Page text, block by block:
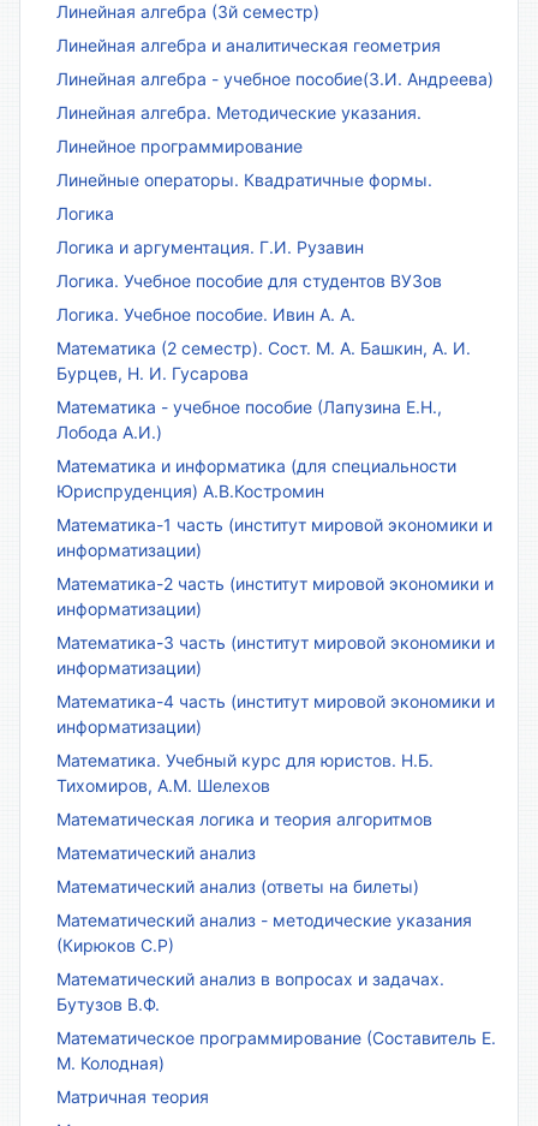
Линейная алгебра (3й семестр)
Линейная алгебра и аналитическая геометрия
Линейная алгебра - учебное пособие(З.И. Андреева)
Линейная алгебра. Методические указания.
Линейное программирование
Линейные операторы. Квадратичные формы.
Логика
Логика и аргументация. Г.И. Рузавин
Логика. Учебное пособие для студентов ВУЗов
Логика. Учебное пособие. Ивин А. А.
Математика (2 семестр). Сост. М. А. Башкин, А. И.
Бурцев, Н. И. Гусарова
Математика - учебное пособие (Лапузина Е.Н.,
Лобода А.И.)
Математика и информатика (для специальности
Юриспруденция) А.В.Костромин
Математика-1 часть (институт мировой экономики и
информатизации)
Математика-2 часть (институт мировой экономики и
информатизации)
Математика-3 часть (институт мировой экономики и
информатизации)
Математика-4 часть (институт мировой экономики и
информатизации)
Математика. Учебный курс для юристов. Н.Б.
Тихомиров, А.М. Шелехов
Математическая логика и теория алгоритмов
Математический анализ
Математический анализ (ответы на билеты)
Математический анализ - методические указания
(Кирюков С.Р)
Математический анализ в вопросах и задачах.
Бутузов В.Ф.
Математическое программирование (Составитель Е.
М. Колодная)
Матричная теория